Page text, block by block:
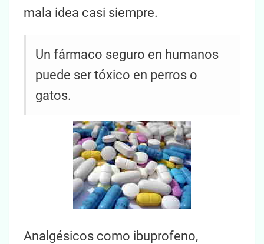
mala idea casi siempre.
Un fármaco seguro en humanos
puede ser tóxico en perros o
gatos.
Analgésicos como ibuprofeno,